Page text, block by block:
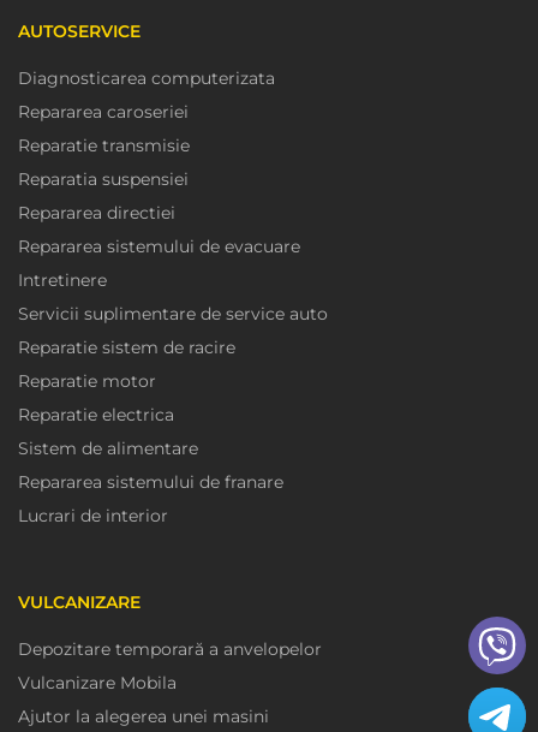
AUTOSERVICE
Diagnosticarea computerizata
Repararea caroseriei
Reparatie transmisie
Reparatia suspensiei
Repararea directiei
Repararea sistemului de evacuare
Intretinere
Servicii suplimentare de service auto
Reparatie sistem de racire
Reparatie motor
Reparatie electrica
Sistem de alimentare
Repararea sistemului de franare
Lucrari de interior
VULCANIZARE
Depozitare temporară a anvelopelor
Vulcanizare Mobila
Ajutor la alegerea unei masini